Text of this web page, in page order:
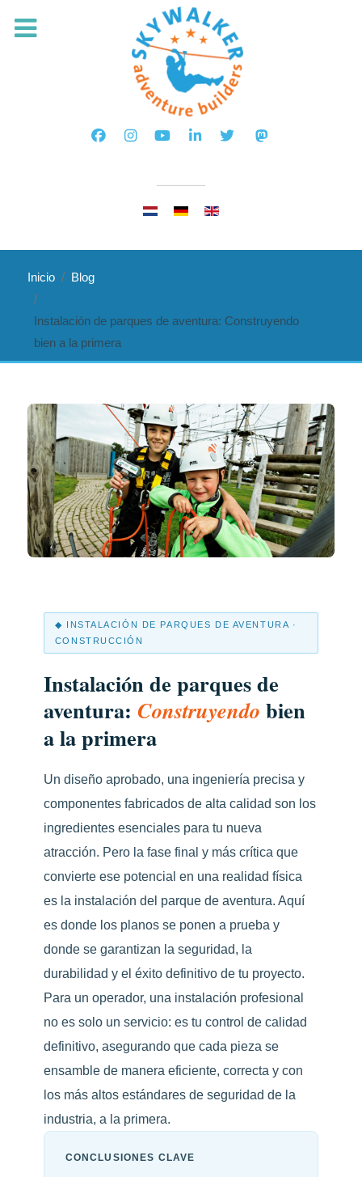
Inicio Blog
Instalación de parques de aventura: Construyendo
bien a la primera
◆ INSTALACIÓN DE PARQUES DE AVENTURA ·
CONSTRUCCIÓN
Instalación de parques de
aventura: Construyendo bien
a la primera
Un diseño aprobado, una ingeniería precisa y
componentes fabricados de alta calidad son los
ingredientes esenciales para tu nueva
atracción. Pero la fase final y más crítica que
convierte ese potencial en una realidad física
es la instalación del parque de aventura. Aquí
es donde los planos se ponen a prueba y
donde se garantizan la seguridad, la
durabilidad y el éxito definitivo de tu proyecto.
Para un operador, una instalación profesional
no es solo un servicio: es tu control de calidad
definitivo, asegurando que cada pieza se
ensamble de manera eficiente, correcta y con
los más altos estándares de seguridad de la
industria, a la primera.
CONCLUSIONES CLAVE